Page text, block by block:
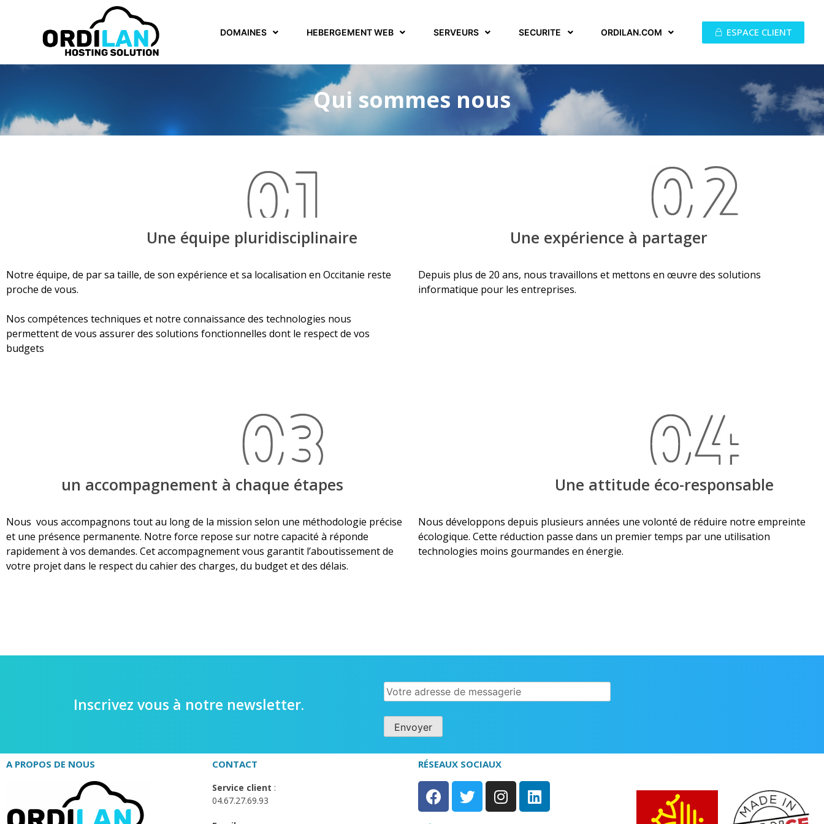
DOMAINES HEBERGEMENT WEB SERVEURS SECURITE ORDILAN.COM ESPACE CLIENT
Qui sommes nous
Une équipe pluridisciplinaire
Notre équipe, de par sa taille, de son expérience et sa localisation en Occitanie reste
proche de vous.
Nos compétences techniques et notre connaissance des technologies nous
permettent de vous assurer des solutions fonctionnelles dont le respect de vos
budgets
Une expérience à partager
Depuis plus de 20 ans, nous travaillons et mettons en œuvre des solutions
informatique pour les entreprises.
un accompagnement à chaque étapes
Nous vous accompagnons tout au long de la mission selon une méthodologie précise
et une présence permanente. Notre force repose sur notre capacité à réponde
rapidement à vos demandes. Cet accompagnement vous garantit l’aboutissement de
votre projet dans le respect du cahier des charges, du budget et des délais.
Une attitude éco-responsable
Nous développons depuis plusieurs années une volonté de réduire notre empreinte
écologique. Cette réduction passe dans un premier temps par une utilisation
technologies moins gourmandes en énergie.
Inscrivez vous à notre newsletter.
A PROPOS DE NOUS CONTACT
Service client :
04.67.27.69.93
RÉSEAUX SOCIAUX​